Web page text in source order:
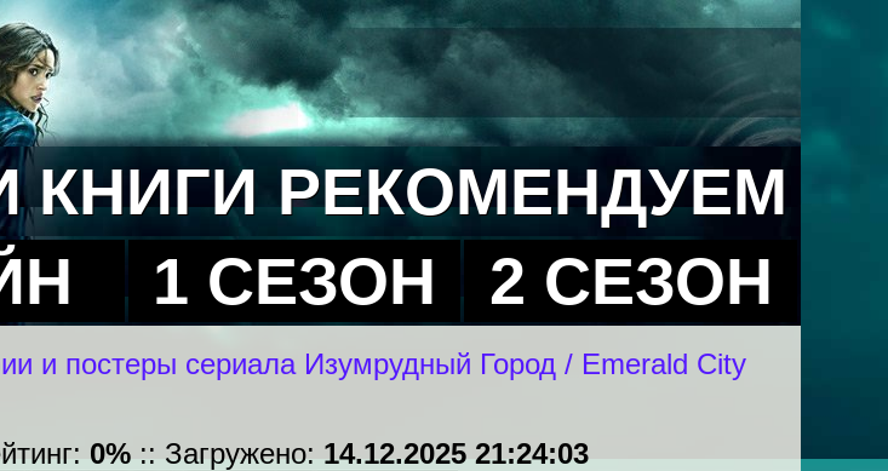
КНИГИ РЕКОМЕНДУЕМ
1 СЕЗОН 2 СЕЗОН
и постеры сериала Изумрудный Город / Emerald City
0%:: Загружено: 14.12.2025 21:24:03